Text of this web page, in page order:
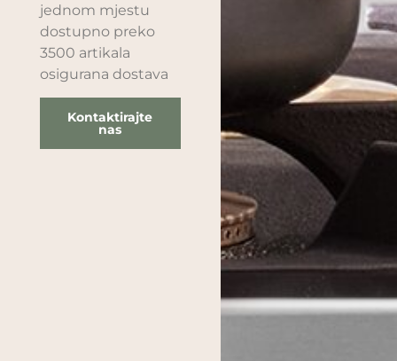
jednom mjestu
dostupno preko
3500 artikala
osigurana dostava
Kontaktirajte
nas